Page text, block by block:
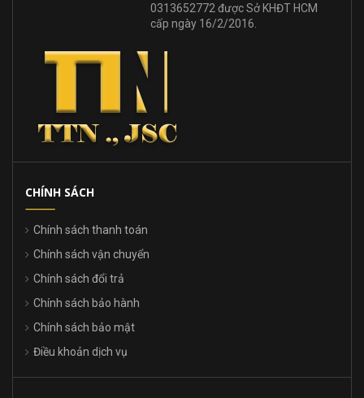
0313652772 được Sở KHĐT HCM
cấp ngày 16/2/2016.
CHÍNH SÁCH
Chính sách thanh toán
Chính sách vận chuyển
Chính sách đổi trả
Chính sách bảo hành
Chính sách bảo mật
Điều khoản dịch vụ